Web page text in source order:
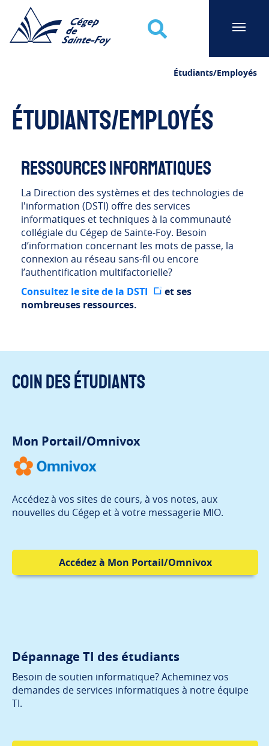
Étudiants/Employés
Étudiants/Employés
Ressources informatiques
La Direction des systèmes et des technologies de
l'information (DSTI) offre des services
informatiques et techniques à la communauté
collégiale du Cégep de Sainte-Foy. Besoin
d’information concernant les mots de passe, la
connexion au réseau sans-fil ou encore
l’authentification multifactorielle?
Consultez le site de la DSTI
et ses
nombreuses ressources.
Coin des étudiants
Mon Portail/Omnivox
Accédez à vos sites de cours, à vos notes, aux
nouvelles du Cégep et à votre messagerie MIO.
Accédez à Mon Portail/Omnivox
Dépannage TI des étudiants
Besoin de soutien informatique? Acheminez vos
demandes de services informatiques à notre équipe
TI.